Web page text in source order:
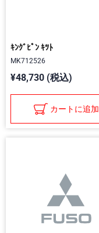
ｷﾝｸﾞﾋﾟﾝ ｷﾂﾄ
MK712526
¥48,730 (税込)
カートに追加